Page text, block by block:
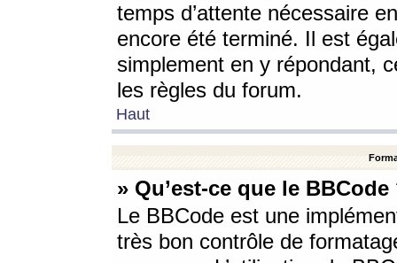
temps d’attente nécessaire
encore été terminé. Il est
simplement en y répondant,
les règles du forum.
Haut
» Qu’est-ce que le BBCode
Le BBCode est une
très bon contrôle de